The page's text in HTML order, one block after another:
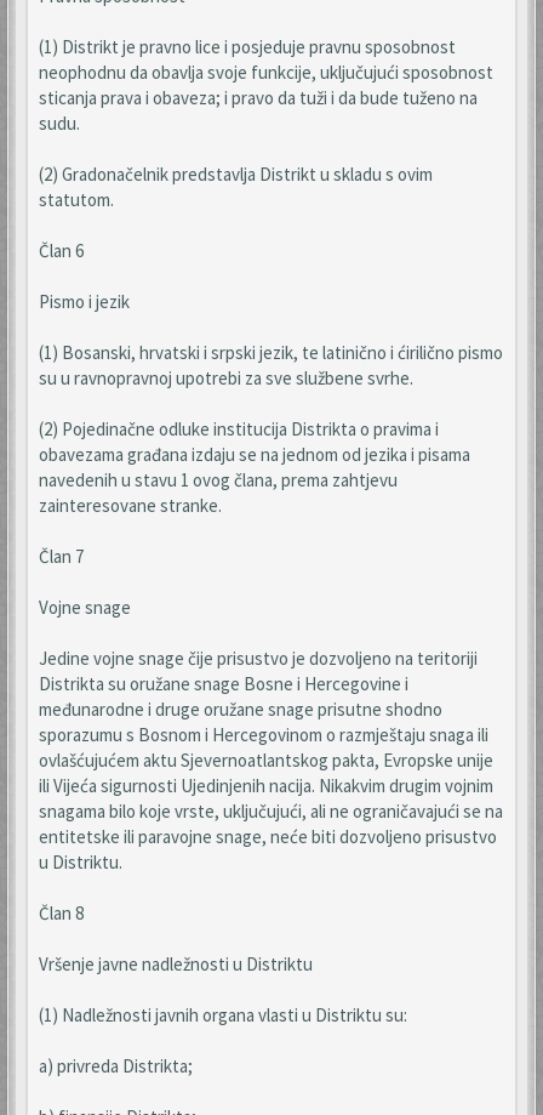
(1) Distrikt je pravno lice i posjeduje pravnu sposobnost
neophodnu da obavlja svoje funkcije, uključujući sposobnost
sticanja prava i obaveza; i pravo da tuži i da bude tuženo na
sudu.
(2) Gradonačelnik predstavlja Distrikt u skladu s ovim
statutom.
Član 6
Pismo i jezik
(1) Bosanski, hrvatski i srpski jezik, te latinično i ćirilično pismo
su u ravnopravnoj upotrebi za sve službene svrhe.
(2) Pojedinačne odluke institucija Distrikta o pravima i
obavezama građana izdaju se na jednom od jezika i pisama
navedenih u stavu 1 ovog člana, prema zahtjevu
zainteresovane stranke.
Član 7
Vojne snage
Jedine vojne snage čije prisustvo je dozvoljeno na teritoriji
Distrikta su oružane snage Bosne i Hercegovine i
međunarodne i druge oružane snage prisutne shodno
sporazumu s Bosnom i Hercegovinom o razmještaju snaga ili
ovlašćujućem aktu Sjevernoatlantskog pakta, Evropske unije
ili Vijeća sigurnosti Ujedinjenih nacija. Nikakvim drugim vojnim
snagama bilo koje vrste, uključujući, ali ne ograničavajući se na
entitetske ili paravojne snage, neće biti dozvoljeno prisustvo
u Distriktu.
Član 8
Vršenje javne nadležnosti u Distriktu
(1) Nadležnosti javnih organa vlasti u Distriktu su:
a) privreda Distrikta;